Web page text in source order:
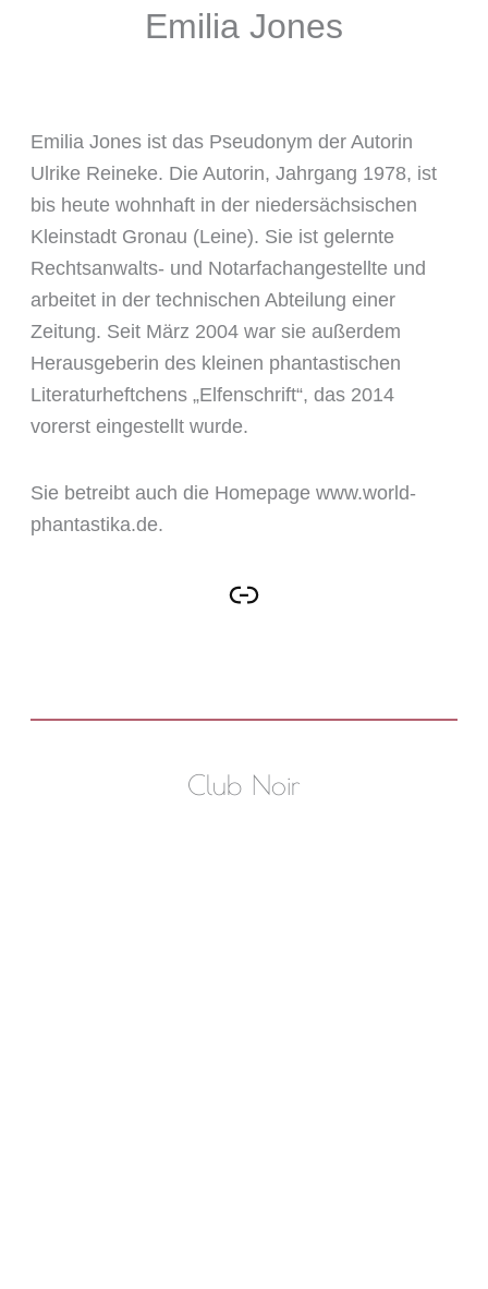
Emilia Jones
Emilia Jones ist das Pseudonym der Autorin
Ulrike Reineke. Die Autorin, Jahrgang 1978, ist
bis heute wohnhaft in der niedersächsischen
Kleinstadt Gronau (Leine). Sie ist gelernte
Rechtsanwalts- und Notarfachangestellte und
arbeitet in der technischen Abteilung einer
Zeitung. Seit März 2004 war sie außerdem
Herausgeberin des kleinen phantastischen
Literaturheftchens „Elfenschrift“, das 2014
vorerst eingestellt wurde.
Sie betreibt auch die Homepage www.world-
phantastika.de.
Link
Club Noir